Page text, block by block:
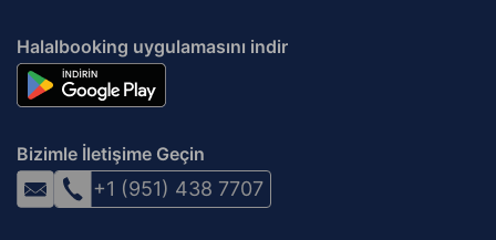
Halalbooking uygulamasını indir
Bizimle İletişime Geçin
+1 (951) 438 7707